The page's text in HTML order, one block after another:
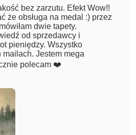
bez zarzutu. Efekt Wow!!
że obsługa na medal :) przez
dwie tapety.
od sprzedawcy i
pieniędzy. Wszystko
mailach. Jestem mega
polecam ❤️